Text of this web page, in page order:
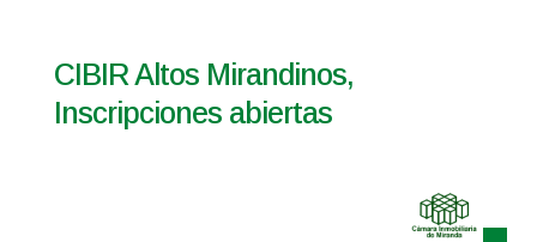
CIBIR Altos Mirandinos,
Inscripciones abiertas